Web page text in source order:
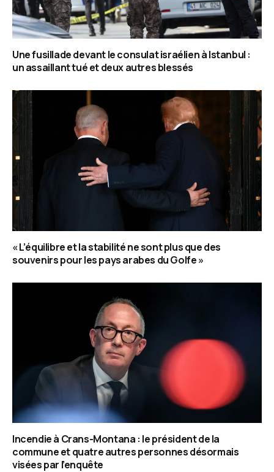
Une fusillade devant le consulat israélien à Istanbul :
un assaillant tué et deux autres blessés
« L’équilibre et la stabilité ne sont plus que des
souvenirs pour les pays arabes du Golfe »
Incendie à Crans-Montana : le président de la
commune et quatre autres personnes désormais
visées par l’enquête